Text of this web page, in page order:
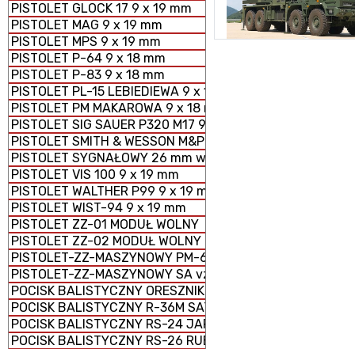
PISTOLET GLOCK 17 9 x 19 mm
PISTOLET MAG 9 x 19 mm
PISTOLET MPS 9 x 19 mm
PISTOLET P-64 9 x 18 mm
PISTOLET P-83 9 x 18 mm
PISTOLET PL-15 LEBIEDIEWA 9 x 19 mm
PISTOLET PM MAKAROWA 9 x 18 mm
PISTOLET SIG SAUER P320 M17 9 x 19 mm
PISTOLET SMITH & WESSON M&P 9 x 19 mm
PISTOLET SYGNAŁOWY 26 mm wz. 1978
PISTOLET VIS 100 9 x 19 mm
PISTOLET WALTHER P99 9 x 19 mm
PISTOLET WIST-94 9 x 19 mm
PISTOLET ZZ-01 MODUŁ WOLNY
PISTOLET ZZ-02 MODUŁ WOLNY
PISTOLET-ZZ-MASZYNOWY PM-63 RAK 9 × 18 mm
PISTOLET-ZZ-MASZYNOWY SA vz. 61 ŠKORPION
POCISK BALISTYCZNY ORESZNIK
POCISK BALISTYCZNY R-36M SATAN
POCISK BALISTYCZNY RS-24 JARS
POCISK BALISTYCZNY RS-26 RUBIEŻ